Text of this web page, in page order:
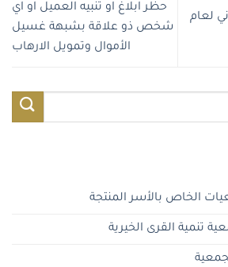
لعام
حظر ابلاغ او تنبيه العميل او اي
شخص ذو علاقة بشبهة غسيل
الأموال وتمويل الارهاب
الخاص بالأسر المنتجة
تنمية القرى الخيرية